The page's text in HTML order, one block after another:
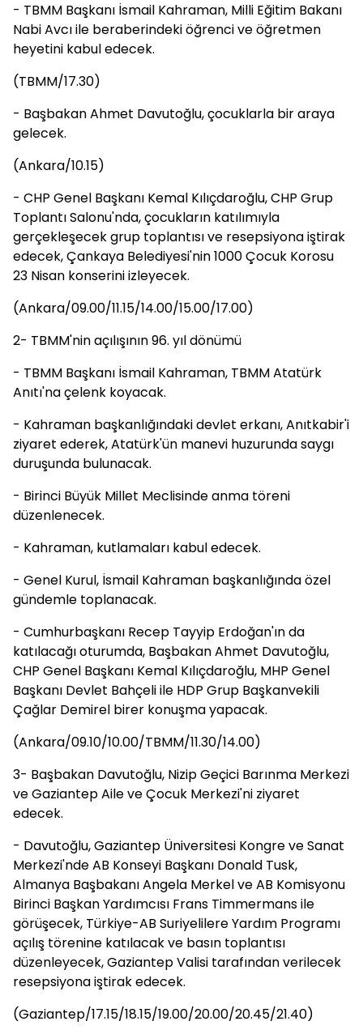
- TBMM Başkanı İsmail Kahraman, Milli Eğitim Bakanı
Nabi Avcı ile beraberindeki öğrenci ve öğretmen
heyetini kabul edecek.
(TBMM/17.30)
- Başbakan Ahmet Davutoğlu, çocuklarla bir araya
gelecek.
(Ankara/10.15)
- CHP Genel Başkanı Kemal Kılıçdaroğlu, CHP Grup
Toplantı Salonu'nda, çocukların katılımıyla
gerçekleşecek grup toplantısı ve resepsiyona iştirak
edecek, Çankaya Belediyesi'nin 1000 Çocuk Korosu
23 Nisan konserini izleyecek.
(Ankara/09.00/11.15/14.00/15.00/17.00)
2- TBMM'nin açılışının 96. yıl dönümü
- TBMM Başkanı İsmail Kahraman, TBMM Atatürk
Anıtı'na çelenk koyacak.
- Kahraman başkanlığındaki devlet erkanı, Anıtkabir'i
ziyaret ederek, Atatürk'ün manevi huzurunda saygı
duruşunda bulunacak.
- Birinci Büyük Millet Meclisinde anma töreni
düzenlenecek.
- Kahraman, kutlamaları kabul edecek.
- Genel Kurul, İsmail Kahraman başkanlığında özel
gündemle toplanacak.
- Cumhurbaşkanı Recep Tayyip Erdoğan'ın da
katılacağı oturumda, Başbakan Ahmet Davutoğlu,
CHP Genel Başkanı Kemal Kılıçdaroğlu, MHP Genel
Başkanı Devlet Bahçeli ile HDP Grup Başkanvekili
Çağlar Demirel birer konuşma yapacak.
(Ankara/09.10/10.00/TBMM/11.30/14.00)
3- Başbakan Davutoğlu, Nizip Geçici Barınma Merkezi
ve Gaziantep Aile ve Çocuk Merkezi'ni ziyaret
edecek.
- Davutoğlu, Gaziantep Üniversitesi Kongre ve Sanat
Merkezi'nde AB Konseyi Başkanı Donald Tusk,
Almanya Başbakanı Angela Merkel ve AB Komisyonu
Birinci Başkan Yardımcısı Frans Timmermans ile
görüşecek, Türkiye-AB Suriyelilere Yardım Programı
açılış törenine katılacak ve basın toplantısı
düzenleyecek, Gaziantep Valisi tarafından verilecek
resepsiyona iştirak edecek.
(Gaziantep/17.15/18.15/19.00/20.00/20.45/21.40)